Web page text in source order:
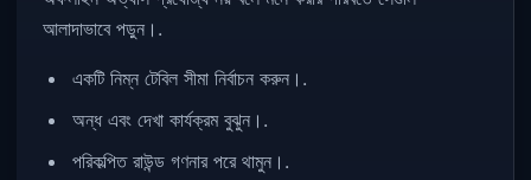
আলাদাভাবে পড়ুন।.
একটি নিম্ন টেবিল সীমা নির্বাচন করুন।.
অন্ধ এবং দেখা কার্যক্রম বুঝুন।.
পরিকল্পিত রাউন্ড গণনার পরে থামুন।.